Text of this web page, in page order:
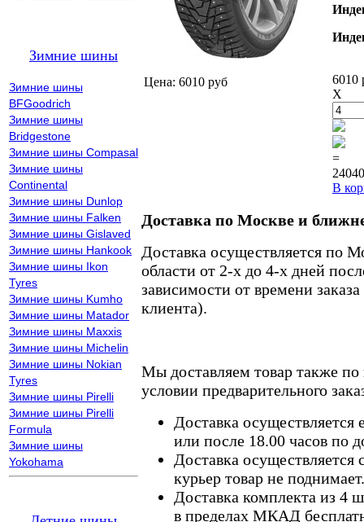
Зимние шины
Зимние шины
BFGoodrich
Зимние шины
Bridgestone
Зимние шины Compasal
Зимние шины
Continental
Зимние шины Dunlop
Зимние шины Falken
Зимние шины Gislaved
Зимние шины Hankook
Зимние шины Ikon
Tyres
Зимние шины Kumho
Зимние шины Matador
Зимние шины Maxxis
Зимние шины Michelin
Зимние шины Nokian
Tyres
Зимние шины Pirelli
Зимние шины Pirelli
Formula
Зимние шины
Yokohama
Цена: 6010 руб
6010
X
=
В
Доставка по Москве и
Доставка осуществляется по
области от 2-х до 4-х дней
зависимости от времени
клиента).
Мы доставляем товар также
условии предварительного
Доставка осуществляется
или после 18.00 часов по
Доставка осуществляется
курьер товар не поднимает.
Доставка комплекта из 4
в пределах МКАД